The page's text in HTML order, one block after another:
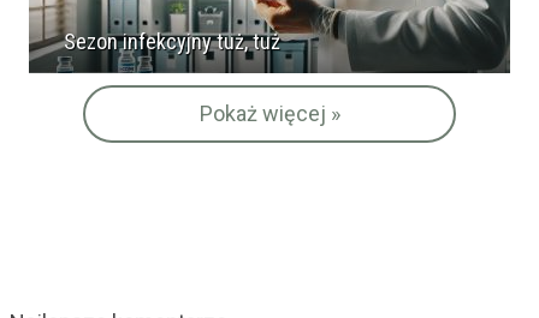
Sezon infekcyjny tuż, tuż
Pokaż więcej »